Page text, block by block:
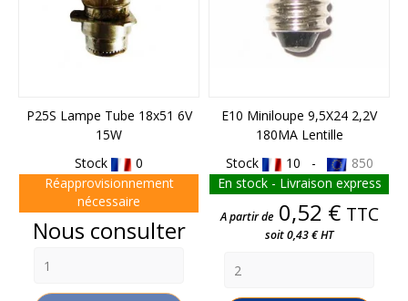
P25S Lampe Tube 18x51 6V
15W
Stock
0
Réapprovisionnement
nécessaire
Prix
Nous consulter
E10 Miniloupe 9,5X24 2,2V
180MA Lentille
Stock
10 -
850
En stock - Livraison express
Prix
A partir de 0,52 € TTC
soit 0,43 € HT